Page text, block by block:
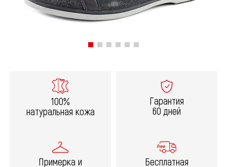
100%
натуральная кожа
Гарантия
60 дней
Примерка и
Бесплатная